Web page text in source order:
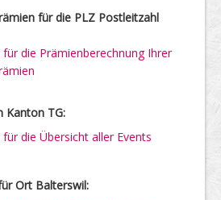
für die PLZ Postleitzahl
für die Prämienberechnung Ihrer
Kanton TG:
für die Übersicht aller Events
Ort Balterswil: